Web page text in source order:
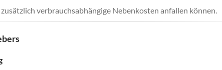
verbrauchsabhängige Nebenkosten anfallen können.